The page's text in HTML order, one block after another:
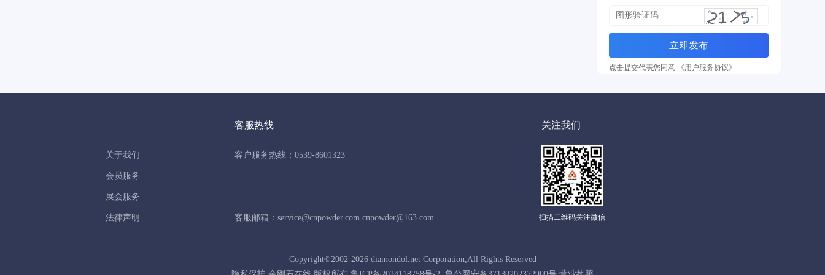
立即发布
点击提交代表您同意 《用户服务协议》
关于我们
会员服务
展会服务
法律声明
客服热线
客户服务热线：0539-8601323
客服邮箱：service@cnpowder.com cnpowder@163.com
关注我们
扫描二维码关注微信
Copyright©2002-2026 diamondol.net Corporation,All Rights Reserved